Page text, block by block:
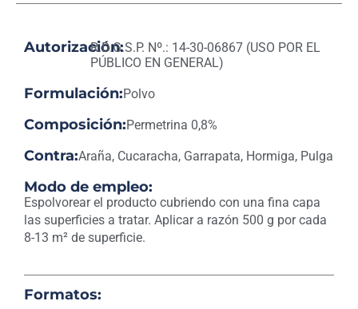
Autorización:R.D.G.S.P. Nº.: 14-30-06867 (USO POR EL
PÚBLICO EN GENERAL)
Formulación:Polvo
Composición:Permetrina 0,8%
Contra:Araña, Cucaracha, Garrapata, Hormiga, Pulga
Modo de empleo:
Espolvorear el producto cubriendo con una fina capa
las superficies a tratar. Aplicar a razón 500 g por cada
8-13 m² de superficie.
Formatos: